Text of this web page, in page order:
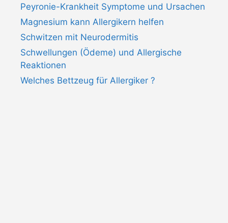
Peyronie-Krankheit Symptome und Ursachen
Magnesium kann Allergikern helfen
Schwitzen mit Neurodermitis
Schwellungen (Ödeme) und Allergische
Reaktionen
Welches Bettzeug für Allergiker ?